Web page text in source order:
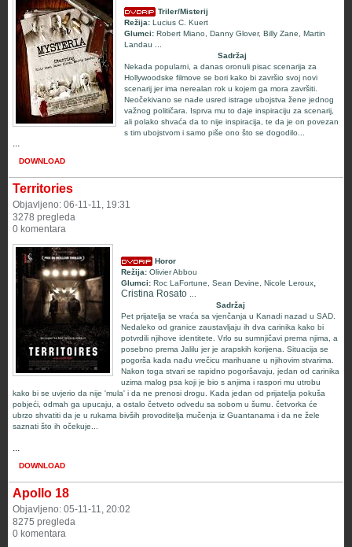
Triler/Misterij
Režija: Lucius C. Kuert
Glumci: Robert Miano Danny Glover, Billy Zane
Martin
Landau
Sadržaj
Nekada popularni, a danas oronuli pisac scenarija za
Hollywoodske filmove se bori kako bi završio svoj novi
scenarij jer ima nerealan rok u kojem ga mora završiti.
Neočekivano se nađe usred istrage ubojstva žene jednog
važnog političara. Isprva mu to daje inspiraciju za scenarij,
ali polako shvaća da to nije inspiracija, te da je on povezan
s tim ubojstvom i samo piše ono što se dogodilo...
...
DOWNLOAD
Territories
Objavljeno: 06-11-11, 19:31
3278 pregleda
0 komentara
Horor
Režija: Olivier Abbou
Glumci: Roc LaFortune Sean Devine Nicole Leroux,
Cristina Rosato
Sadržaj
Pet prijatelja se vraća sa vjenčanja u Kanadi nazad u SAD.
Nedaleko od granice zaustavljaju ih dva carinika kako bi
potvrdili njihove identitete. Vrlo su sumnjičavi prema njima, a
posebno prema Jalilu jer je arapskih korijena. Situacija se
pogorša kada nađu vrečicu marihuane u njihovim stvarima.
Nakon toga stvari se rapidno pogoršavaju, jedan od carinika
uzima malog psa koji je bio s anjima i raspori mu utrobu
kako bi se uvjerio da nije 'mula' i da ne prenosi drogu. Kada jedan od prijatelja pokuša
pobjeći, odmah ga upucaju, a ostalo četveto odvedu sa sobom u šumu. četvorka će
ubrzo shvatiti da je u rukama bivših provoditelja mučenja iz Guantanama i da ne žele
saznati što ih očekuje...
...
DOWNLOAD
Apollo 18
Objavljeno: 05-11-11, 20:02
8275 pregleda
0 komentara